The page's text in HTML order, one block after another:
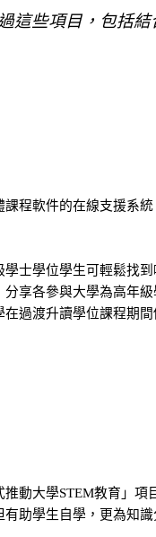
這些項目，包括
程軟件的在線支援系
士學位學生可輕鬆找
享各參與大學為高年
過渡升讀學位課程期
動大學STEM教育」
助學生自學，更為知